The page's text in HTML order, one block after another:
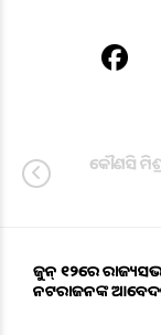
କୌଣସି
ଜୁନ୍ ୧୨ରେ ରାଜ୍ୟସଭା
ନଟରାଜନଙ୍କ